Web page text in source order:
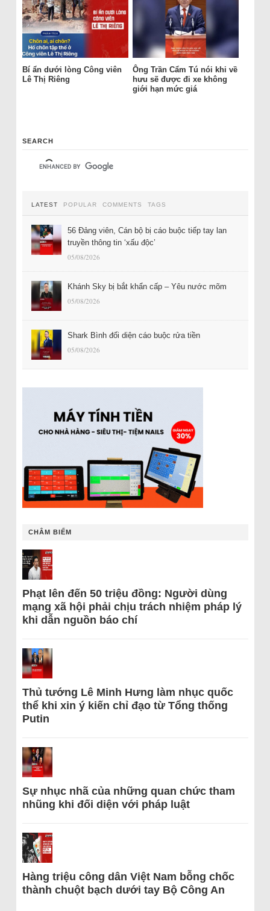
Bí ẩn dưới lòng Công viên
Lê Thị Riêng
Ông Trần Cẩm Tú nói khi về
hưu sẽ được đi xe không
giới hạn mức giá
SEARCH
LATEST POPULAR COMMENTS TAGS
56 Đảng viên, Cán bộ bị cáo buộc tiếp tay lan
truyền thông tin ‘xấu độc’
05/08/2026
Khánh Sky bị bắt khẩn cấp – Yêu nước mõm
05/08/2026
Shark Bình đối diện cáo buộc rửa tiền
05/08/2026
CHÂM BIẾM
Phạt lên đến 50 triệu đồng: Người dùng
mạng xã hội phải chịu trách nhiệm pháp lý
khi dẫn nguồn báo chí
Thủ tướng Lê Minh Hưng làm nhục quốc
thể khi xin ý kiến chỉ đạo từ Tổng thống
Putin
Sự nhục nhã của những quan chức tham
nhũng khi đối diện với pháp luật
Hàng triệu công dân Việt Nam bỗng chốc
thành chuột bạch dưới tay Bộ Công An